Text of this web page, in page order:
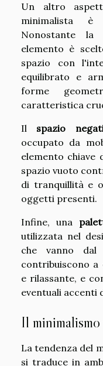
Un altro
minimalista
Nonostante la
elemento è
spazio con
equilibrato e
forme
caratteristica
Il spazio
occupato da
elemento chiave
spazio vuoto
di tranquillità e
oggetti presenti.
Infine, una
utilizzata nel
che vanno
contribuiscono
e rilassante, e
eventuali accenti
Il
La tendenza del
si traduce in